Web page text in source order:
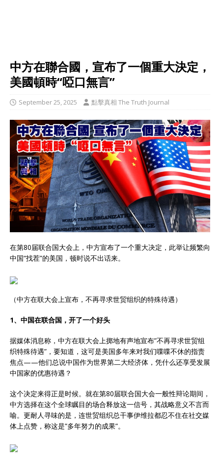
中方在聯合國，宣布了一個重大決定，
美國頓時“啞口無言”
September 25, 2025 點擊真相 The Truth Journal
在第80届联合国大会上，中方宣布了一个重大决定，此举让频繁向
中国“找茬”的美国，顿时说不出话来。
（中方在联大会上宣布，不再寻求世贸组织的特殊待遇）
1、中国在联合国，开了一个好头
据媒体消息称，中方在联大会上掷地有声地宣布”不再寻求世贸组
织特殊待遇”，要知道，这可是美国多年来对我们喋喋不休的指责
焦点——他们总说中国作为世界第二大经济体，凭什么还享受发展
中国家的优惠待遇？
这个决定来得正是时候。就在第80届联合国大会一般性辩论期间，
中方选择在这个全球瞩目的场合释放这一信号，其战略意义不言而
喻。更耐人寻味的是，连世贸组织总干事伊维拉都忍不住在社交媒
体上点赞，称这是”多年努力的成果”。